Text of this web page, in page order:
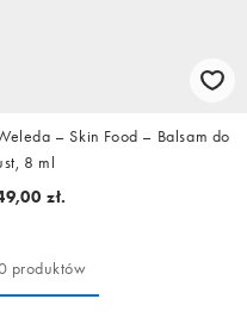
– Skin Food – Balsam do
8 ml
zł.
produktów